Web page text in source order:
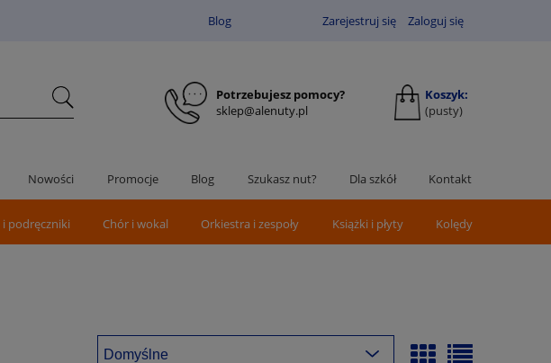
Blog Zarejestruj się Zaloguj się
Potrzebujesz pomocy?
sklep@alenuty.pl
Koszyk:
(pusty)
Nowości Promocje Blog Szukasz nut? Dla szkół Kontakt
i podręczniki Chór i wokal Orkiestra i zespoły Książki i płyty Kolędy